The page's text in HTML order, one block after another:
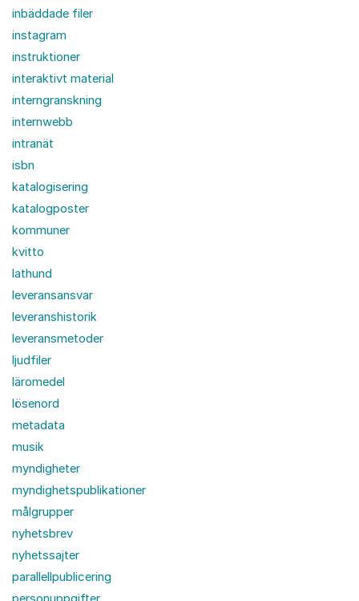
inbäddade filer
instagram
instruktioner
interaktivt material
interngranskning
internwebb
intranät
isbn
katalogisering
katalogposter
kommuner
kvitto
lathund
leveransansvar
leveranshistorik
leveransmetoder
ljudfiler
läromedel
lösenord
metadata
musik
myndigheter
myndighetspublikationer
målgrupper
nyhetsbrev
nyhetssajter
parallellpublicering